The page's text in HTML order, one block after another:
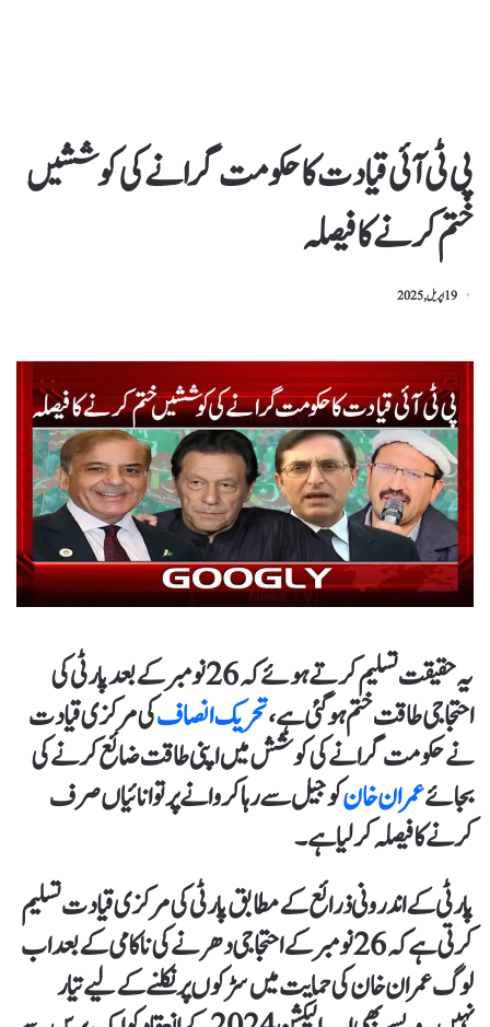
پی ٹی آئی قیادت کا حکومت گرانے کی کوششیں
ختم کرنے کا فیصلہ
19 اپریل, 2025
یہ حقیقت تسلیم کرتے ہوئے کہ 26 نومبر کے بعد پارٹی کی
احتجاجی طاقت ختم ہو گئی ہے،تحریک انصافکی مرکزی قیادت
نے حکومت گرانے کی کوشش میں اپنی طاقت ضائع کرنے کی
بجائےعمران خانکو جیل سے رہا کروانے پر توانائیاں صرف
کرنے کا فیصلہ کر لیا ہے۔
پارٹی کے اندرونی ذرائع کے مطابق پارٹی کی مرکزی قیادت تسلیم
کرتی ہے کہ 26 نومبر کے احتجاجی دھرنے کی ناکامی کے بعد اب
لوگ عمران خان کی حمایت میں سڑکوں پر نکلنے کے لیے تیار